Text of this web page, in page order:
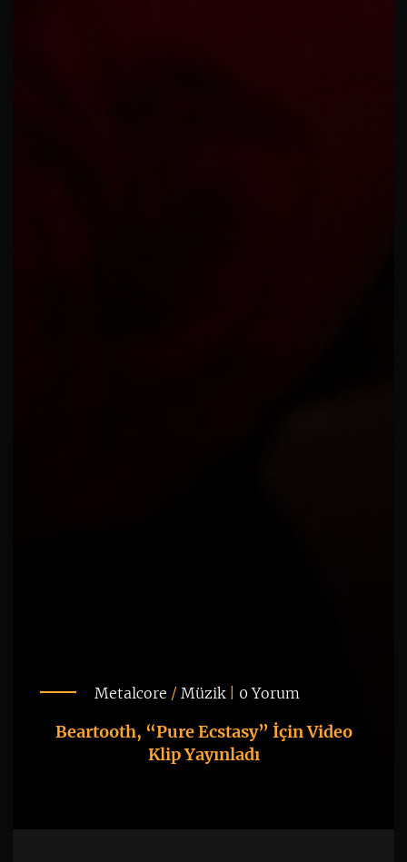
Metalcore / Müzik| 0 Yorum
Beartooth, “Pure Ecstasy” İçin Video
Klip Yayınladı